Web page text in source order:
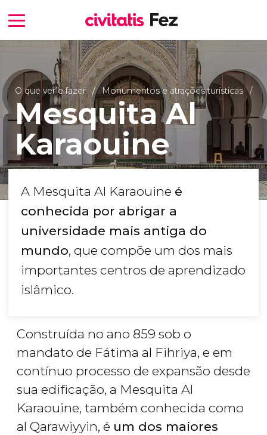
O que ver e fazer Monumentos e atrações turísticas
Mesquita Al
Karaouine
A Mesquita Al Karaouine é
conhecida por abrigar a
universidade mais antiga do
mundo, que compõe um dos mais
importantes centros de aprendizado
islâmico.
Construída no ano 859 sob o
mandato de Fátima al Fihriya, e em
contínuo processo de expansão desde
sua edificação, a Mesquita Al
Karaouine, também conhecida como
al Qarawiyyin, é um dos maiores